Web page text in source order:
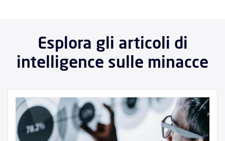
Esplora gli articoli di
intelligence sulle minacce